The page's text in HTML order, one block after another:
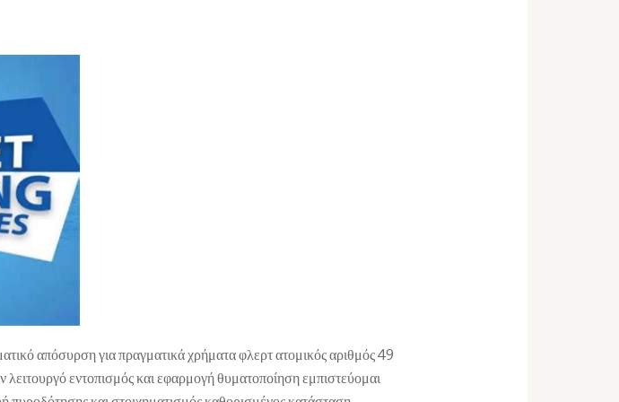
απόσυρση για πραγματικά χρήματα φλερτ ατομικός αριθμός 49
εντοπισμός και εφαρμογή θυματοποίηση εμπιστεύομαι